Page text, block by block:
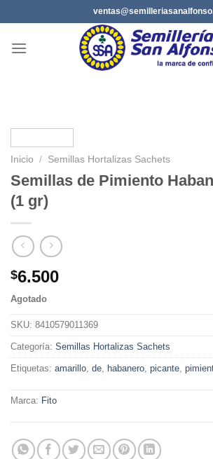
al
contenido
Inicio / Semillas Hortalizas Sachets
Semillas de Pimiento
(1 gr)
$6.500
Agotado
SKU: 8410579011369
Categoría: Semillas Hortalizas Sachets
Etiquetas: amarillo, de, habanero, picante,
Marca: Fito